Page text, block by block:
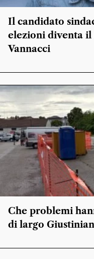
Il candidato
elezioni diventa
Vannacci
Che problemi
di largo